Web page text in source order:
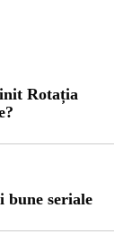
Rotația
bune seriale